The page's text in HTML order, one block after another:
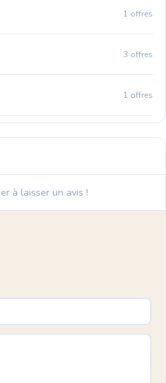
1 offres
3 offres
1 offres
à laisser un avis !